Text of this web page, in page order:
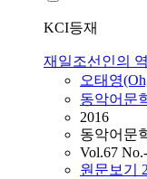
KCI등재
재일조선인의
오태영
동악어문
2016
동악어문
Vol.67 No.-
원문보기